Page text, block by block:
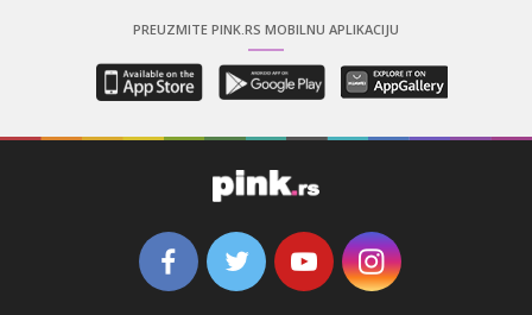
PREUZMITE PINK.RS MOBILNU APLIKACIJU